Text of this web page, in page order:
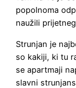
popolnoma
naužili
Strunjan je
so kakiji, ki tu
se apartmaji
slavni